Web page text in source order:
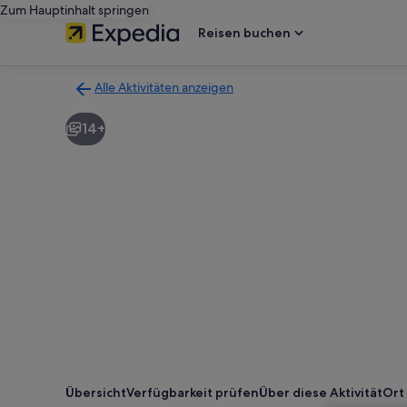
Zum Hauptinhalt springen
Reisen buchen
Alle Aktivitäten anzeigen
zur
Ergebnisseite
14+
ÜbersichtVerfügbarkeit prüfenÜber diese AktivitätOrt